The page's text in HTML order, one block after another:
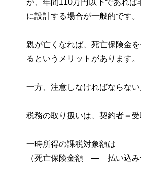
が、年間110万円以下であれ
に設計する場合が一般的です。
親が亡くなれば、死亡保険金
るというメリットがあります。
一方、注意しなければならない
税務の取り扱いは、契約者＝
一時所得の課税対象額は
（死亡保険金額 ― 払い込